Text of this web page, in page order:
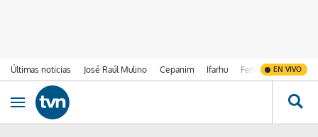
Últimas noticias José Raúl Mulino Cepanim Ifarhu Fenómeno de El
EN VIVO
Ir al contenido
Obrir navegació